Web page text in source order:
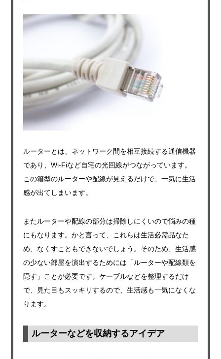
ルーターとは、ネットワーク間を相互接続する通信機器
であり、Wi-Fiなど自宅の光回線がつながっています。
この箱型のルーターや配線が見えるだけで、一気に生活
感が出てしまいます。
またルーターや配線の部分は掃除しにくいので悩みの種
にもなります。かと言って、これらは生活必需品なた
め、なくすこともできないでしょう。そのため、生活感
の少ない部屋を演出するためには「ルーターや配線類を
隠す」ことが必要です。ケーブルなどを整理するだけ
で、見た目もスッキリするので、生活感も一気になくな
ります。
ルーターなどを収納するアイデア